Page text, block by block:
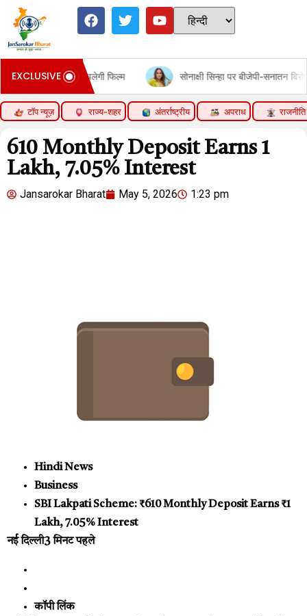
EXCLUSIVE
चलेगी फिल्म सोनाक्षी सिन्हा पर बीजेपी-सनातन विरोधी एजेंडा
टॉप न्यूज़ राज्य-शहर अंतर्राष्ट्रीय अपराध राजनीति
₹610 Monthly Deposit Earns ₹1
Lakh, 7.05% Interest
Jansarokar Bharat May 5, 2026 1:23 pm
Hindi News
Business
SBI Lakpati Scheme: ₹610 Monthly Deposit Earns ₹1
Lakh, 7.05% Interest
नई दिल्ली3 मिनट पहले
कॉपी लिंक